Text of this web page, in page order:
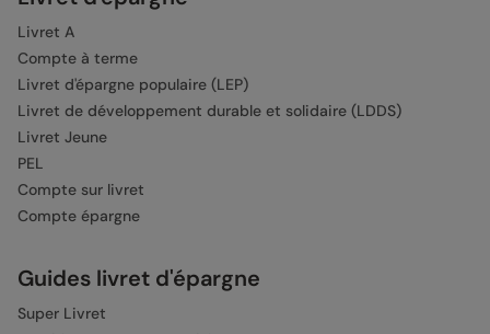
Livret A
Compte à terme
Livret d'épargne populaire (LEP)
Livret de développement durable et solidaire (LDDS)
Livret Jeune
PEL
Compte sur livret
Compte épargne
Guides livret d'épargne
Super Livret